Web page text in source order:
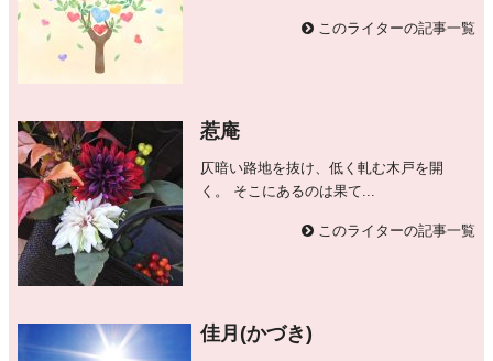
このライターの記事一覧
惹庵
仄暗い路地を抜け、低く軋む木戸を開
く。 そこにあるのは果て...
このライターの記事一覧
佳月(かづき)